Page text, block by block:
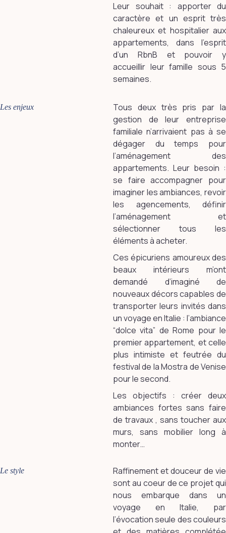
Leur souhait : apporter du
caractère et un esprit très
chaleureux et hospitalier aux
appartements, dans l’esprit
d’un RbnB et pouvoir y
accueillir leur famille sous 5
semaines.
Les enjeux
Tous deux très pris par la
gestion de leur entreprise
familiale n’arrivaient pas à se
dégager du temps pour
l’aménagement des
appartements. Leur besoin :
se faire accompagner pour
imaginer les ambiances, revoir
les agencements, définir
l’aménagement et
sélectionner tous les
éléments à acheter.
Ces épicuriens amoureux des
beaux intérieurs m’ont
demandé d’imaginé de
nouveaux décors capables de
transporter leurs invités dans
un voyage en Italie : l’ambiance
“dolce vita” deRome pour le
premier appartement, et celle
plus intimiste et feutrée du
festival de la Mostra de Venise
pour le second.
Les objectifs : créer deux
ambiances fortes sans faire
de travaux , sans toucher aux
murs, sans mobilier long à
monter…
Le style
Raffinement et douceur de vie
sont au coeur de ce projet qui
nous embarque dans un
voyage en Italie, par
l’évocation seule des couleurs